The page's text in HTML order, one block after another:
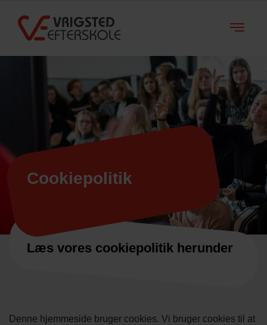
Cookie­politik
Læs vores cookiepolitik herunder
Denne hjemmeside bruger cookies. Vi bruger cookies til at